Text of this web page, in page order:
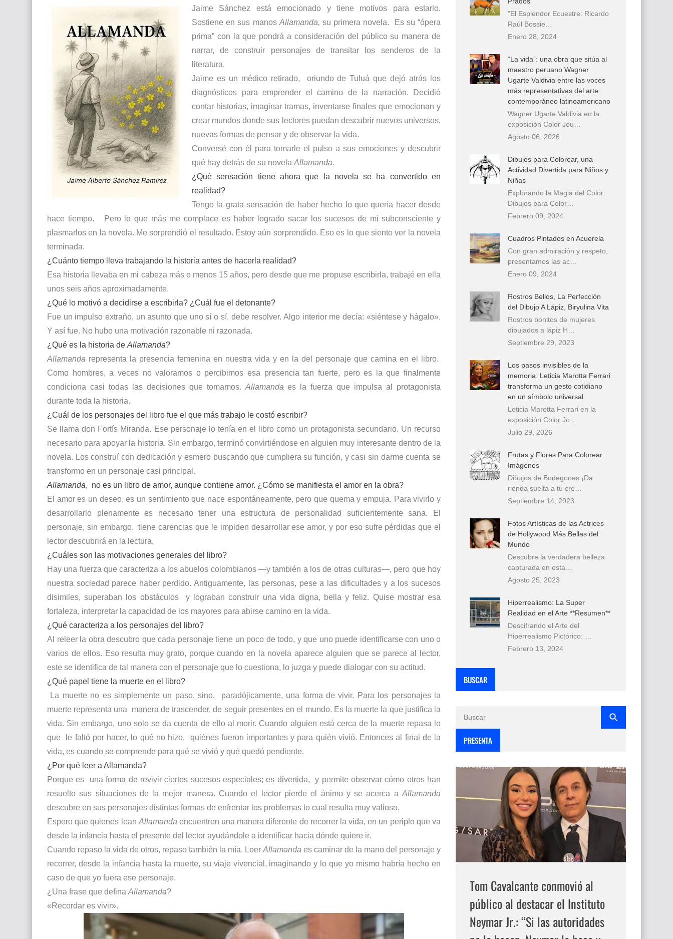
Que significan los cuadros de negras africanas?
El mundo del arte en pintura surrealista
Jaime Sánchez está emocionado y tiene motivos para estarlo.
Sostiene en sus manos Allamanda, su primera novela. Es su “ópera
prima” con la que pondrá a consideración del público su manera de
narrar, de construir personajes de transitar los senderos de la
literatura.
Jaime es un médico retirado,
oriundo de Tuluá que dejó atrás los
diagnósticos para emprender el camino de la narración. Decidió
contar historias, imaginar tramas, inventarse finales que emocionan y
crear mundos donde sus lectores puedan descubrir nuevos universos,
nuevas formas de pensar y de observar la vida.
Conversé con él para tomarle el pulso a sus emociones y descubrir
qué hay detrás de su novela Allamanda.
¿Qué sensación tiene ahora que la novela se ha convertido en
realidad?
Tengo la grata sensación de haber hecho lo que quería hacer desde
hace tiempo.
Pero lo que más me complace es haber logrado sacar los sucesos de mi subconsciente y
plasmarlos en la novela. Me sorprendió el resultado. Estoy aún sorprendido. Eso es lo que siento ver la novela
terminada.
¿Cuánto tiempo lleva trabajando la historia antes de hacerla realidad?
Esa historia llevaba en mi cabeza más o menos 15 años, pero desde que me propuse escribirla, trabajé en ella
unos seis años aproximadamente.
¿Qué lo motivó a decidirse a escribirla? ¿Cuál fue el detonante?
Fue un impulso extraño, un asunto que uno sí o sí, debe resolver. Algo interior me decía: «siéntese y hágalo».
Y así fue. No hubo una motivación razonable ni razonada.
¿Qué es la historia de Allamanda?
Allamanda representa la presencia femenina en nuestra vida y en la del personaje que camina en el libro.
Como hombres, a veces no valoramos o percibimos esa presencia tan fuerte, pero es la que finalmente
condiciona casi todas las decisiones que tomamos. Allamanda es la fuerza que impulsa al protagonista
durante toda la historia.
¿Cuál de los personajes del libro fue el que más trabajo le costó escribir?
Se llama don Fortís Miranda. Ese personaje lo tenía en el libro como un protagonista secundario. Un recurso
necesario para apoyar la historia. Sin embargo, terminó convirtiéndose en alguien muy interesante dentro de la
novela. Los construí con dedicación y esmero buscando que cumpliera su función, y casi sin darme cuenta se
transformo en un personaje casi principal.
Allamanda, no es un libro de amor, aunque contiene amor. ¿Cómo se manifiesta el amor en la obra?
El amor es un deseo, es un sentimiento que nace espontáneamente, pero que quema y empuja. Para vivirlo y
desarrollarlo plenamente es necesario tener una estructura de personalidad suficientemente sana. El
personaje, sin embargo,
tiene carencias que le impiden desarrollar ese amor, y por eso sufre pérdidas que el
lector descubrirá en la lectura.
¿Cuáles son las motivaciones generales del libro?
Hay una fuerza que caracteriza a los abuelos colombianos —y también a los de otras culturas—, pero que hoy
nuestra sociedad parece haber perdido. Antiguamente, las personas, pese a las dificultades y a los sucesos
disimiles, superaban los obstáculos
y lograban construir una vida digna, bella y feliz. Quise mostrar esa
fortaleza, interpretar la capacidad de los mayores para abirse camino en la vida.
¿Qué caracteriza a los personajes del libro?
Al releer la obra descubro que cada personaje tiene un poco de todo, y que uno puede identificarse con uno o
varios de ellos. Eso resulta muy grato, porque cuando en la novela aparece alguien que se parece al lector,
este se identifica de tal manera con el personaje que lo cuestiona, lo juzga y puede dialogar con su actitud.
¿Qué papel tiene la muerte en el libro?
La muerte no es simplemente un paso, sino, paradójicamente, una forma de vivir. Para los personajes la
muerte representa una manera de trascender, de seguir presentes en el mundo. Es la muerte la que justifica la
vida. Sin embargo, uno solo se da cuenta de ello al morir. Cuando alguien está cerca de la muerte repasa lo
que le faltó por hacer, lo qué no hizo, quiénes fueron importantes y para quién vivió. Entonces al final de la
vida, es cuando se comprende para qué se vivió y qué quedó pendiente.
¿Por qué leer a Allamanda?
Porque es
una forma de revivir ciertos sucesos especiales; es divertida,
y permite observar cómo otros han
resuelto sus situaciones de la mejor manera. Cuando el lector pierde el ánimo y se acerca a Allamanda
descubre en sus personajes distintas formas de enfrentar los problemas lo cual resulta muy valioso.
Espero que quienes lean Allamanda encuentren una manera diferente de recorrer la vida, en un periplo que va
desde la infancia hasta el presente del lector ayudándole a identificar hacia dónde quiere ir.
Cuando repaso la vida de otros, repaso también la mía. Leer Allamanda es caminar de la mano del personaje y
recorrer, desde la infancia hasta la muerte, su viaje vivencial, imaginando y lo que yo mismo habría hecho en
caso de que yo fuera ese personaje.
¿Una frase que defina Allamanda?
«Recordar es vivir».
"El Esplendor Ecuestre: Ricardo
Raúl Bossie…
Enero 28, 2024
“La vida”: una obra que sitúa al
maestro peruano Wagner
Ugarte Valdivia entre las voces
más representativas del arte
contemporáneo latinoamericano
Wagner Ugarte Valdivia en la
exposición Color Jou…
Agosto 06, 2026
Dibujos para Colorear, una
Actividad Divertida para Niños y
Niñas
Explorando la Magia del Color:
Dibujos para Color…
Febrero 09, 2024
Cuadros Pintados en Acuerela
Con gran admiración y respeto,
presentamos las ac…
Enero 09, 2024
Rostros Bellos, La Perfección
del Dibujo A Lápiz, Biryulina Vita
Rostros bonitos de mujeres
dibujados a lápiz H…
Septiembre 29, 2023
Los pasos invisibles de la
memoria: Leticia Marotta Ferrari
transforma un gesto cotidiano
en un símbolo universal
Leticia Marotta Ferrari en la
exposición Color Jo…
Julio 29, 2026
Frutas y Flores Para Colorear
Imágenes
Dibujos de Bodegones ¡Da
rienda suelta a tu cre…
Septiembre 14, 2023
Fotos Artísticas de las Actrices
de Hollywood Más Bellas del
Mundo
Descubre la verdadera belleza
capturada en esta…
Agosto 25, 2023
Hiperrealismo: La Super
Realidad en el Arte **Resumen**
Descifrando el Arte del
Hiperrealismo Pictórico: …
Febrero 13, 2024
BUSCAR
PRESENTA
Tom Cavalcante conmovió al
público al destacar el Instituto
Neymar Jr.: “Si las autoridades